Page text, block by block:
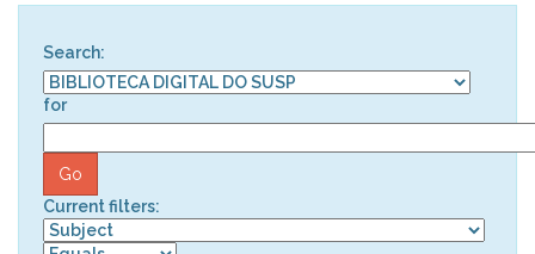
Search:
for
Current filters: